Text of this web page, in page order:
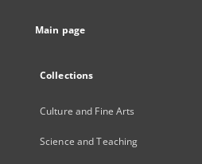
Main page
Collections
Culture and Fine Arts
Science and Teaching